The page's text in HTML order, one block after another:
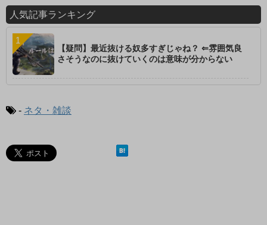
人気記事ランキング
【疑問】最近抜ける奴多すぎじゃね？ ⇐雰囲気良
さそうなのに抜けていくのは意味が分からない
- ネタ・雑談